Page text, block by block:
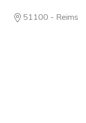
51100 - Reims